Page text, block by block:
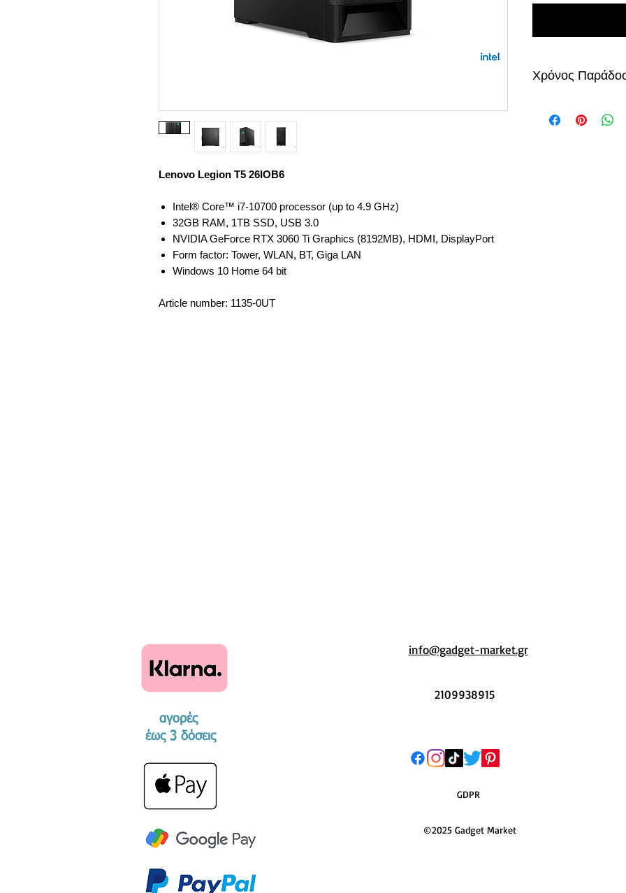
Lenovo Legion T5 26IOB6
Intel® Core™ i7-10700 processor (up to 4.9 GHz)
32GB RAM, 1TB SSD, USB 3.0
NVIDIA GeForce RTX 3060 Ti Graphics (8192MB), HDMI, DisplayPort
Form factor: Tower, WLAN, BT, Giga LAN
Windows 10 Home 64 bit
Article number: 1135-0UT
Χρόνος
αγορές
​έως 3 δόσεις
info@gadget-market.gr
2109938915
GDPR
©2025 Gadget Market